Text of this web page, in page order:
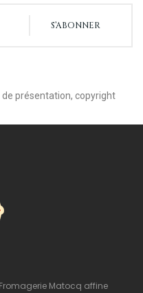
S’ABONNER
présentation, copyright
Matocq affine